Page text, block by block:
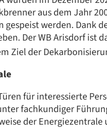
aus dem Jahr
gespeist werden. Dank
Der WB Arisdorf ist
Ziel der
für interessierte
fachkundiger
der